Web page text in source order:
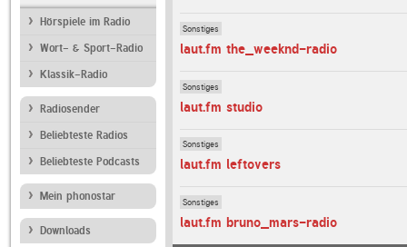
Hörspiele im Radio
Wort- & Sport-Radio
Klassik-Radio
Radiosender
Beliebteste Radios
Beliebteste Podcasts
Mein phonostar
Downloads
Sonstiges
laut.fm the_weeknd-radio
Sonstiges
laut.fm studio
Sonstiges
laut.fm leftovers
Sonstiges
laut.fm bruno_mars-radio